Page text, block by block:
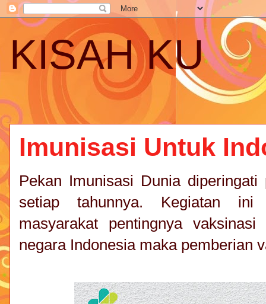
KISAH KU
Imunisasi Untuk
Pekan Imunisasi Dunia
setiap tahunnya. Kegiatan ini
masyarakat pentingnya
negara Indonesia maka pemberian